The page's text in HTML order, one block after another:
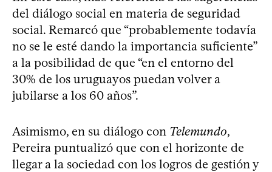
del diálogo social en materia de seguridad
social. Remarcó que “probablemente todavía
no se le esté dando la importancia suficiente”
a la posibilidad de que “en el entorno del
30% de los uruguayos puedan volver a
jubilarse a los 60 años”.
Asimismo, en su diálogo con Telemundo,
Pereira puntualizó que con el horizonte de
llegar a la sociedad con los logros de gestión y